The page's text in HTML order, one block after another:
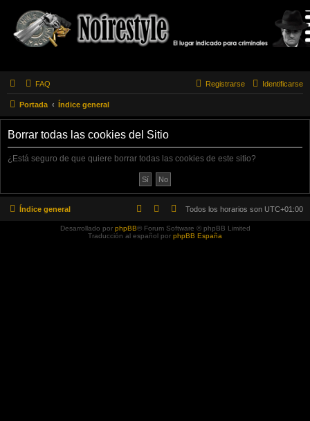
FAQ Identificarse
Registrarse
Portada Índice general
Borrar todas las cookies del Sitio
¿Está seguro de que quiere borrar todas las cookies de este sitio?
Índice general Todos los horarios son UTC+01:00
Desarrollado por phpBB® Forum Software © phpBB Limited
Traducción al español por phpBB España